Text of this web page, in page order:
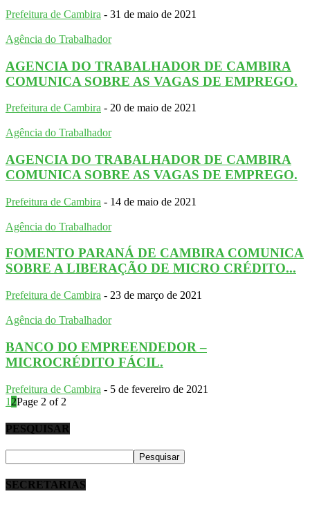
Prefeitura de Cambira - 31 de maio de 2021
Agência do Trabalhador
AGENCIA DO TRABALHADOR DE CAMBIRA
COMUNICA SOBRE AS VAGAS DE EMPREGO.
Prefeitura de Cambira - 20 de maio de 2021
Agência do Trabalhador
AGENCIA DO TRABALHADOR DE CAMBIRA
COMUNICA SOBRE AS VAGAS DE EMPREGO.
Prefeitura de Cambira - 14 de maio de 2021
Agência do Trabalhador
FOMENTO PARANÁ DE CAMBIRA COMUNICA
SOBRE A LIBERAÇÃO DE MICRO CRÉDITO...
Prefeitura de Cambira - 23 de março de 2021
Agência do Trabalhador
BANCO DO EMPREENDEDOR –
MICROCRÉDITO FÁCIL.
Prefeitura de Cambira - 5 de fevereiro de 2021
1 2Page 2 of 2
PESQUISAR
SECRETARIAS